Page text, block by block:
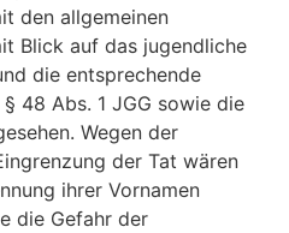
den allgemeinen
Blick auf das jugendliche
die entsprechende
48 Abs. 1 JGG sowie die
Wegen der
der Tat wären
ihrer Vornamen
die Gefahr der